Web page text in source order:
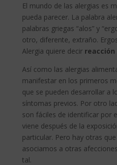
El mundo de las alergias es
pueda parecer. La palabra
palabras griegas “alos” y
otro, diferente, extraño.
Alergia quiere decir
Así como las alergias
manifestar en los primeros
que se pueden desarrollar a
síntomas previos. Por otro
son fáciles de identificar por
viene después de la
particular. Pero hay otras
asociamos a otras
tal.